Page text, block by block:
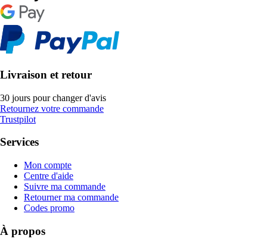
Livraison et retour
30 jours pour changer d'avis
Retournez votre commande
Trustpilot
Services
Mon compte
Centre d'aide
Suivre ma commande
Retourner ma commande
Codes promo
À propos